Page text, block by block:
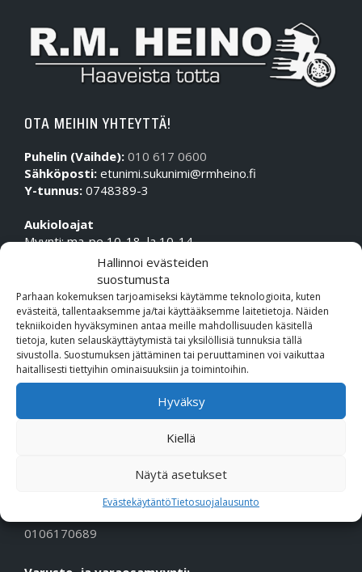
Hallinnoi evästeiden
suostumusta
Parhaan kokemuksen tarjoamiseksi käytämme teknologioita, kuten
evästeitä, tallentaaksemme ja/tai käyttääksemme laitetietoja. Näiden
tekniikoiden hyväksyminen antaa meille mahdollisuuden käsitellä
tietoja, kuten selauskäyttäytymistä tai yksilöllisiä tunnuksia tällä
sivustolla. Suostumuksen jättäminen tai peruuttaminen voi vaikuttaa
haitallisesti tiettyihin ominaisuuksiin ja toimintoihin.
Hyväksy
Kiellä
Näytä asetukset
EvästekäytäntöTietosuojalausunto
OTA MEIHIN YHTEYTTÄ!
Puhelin (Vaihde): 010 617 0600
Sähköposti: etunimi.sukunimi@rmheino.fi
Y-tunnus: 0748389-3
Aukioloajat
Myynti: ma-pe 10-18, la 10-14
Huolto Tampere: ma-pe 09-17
Huolto Espoo: ma-pe 10-18
ESPOON TOIMIPISTE
Osoite:
Hiirisuontie 2, 02970 Espoo
huolto.espoo@rmheino.fi
0106170689